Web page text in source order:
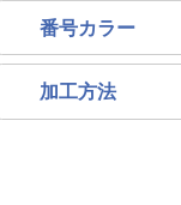
番号カラー
加工方法